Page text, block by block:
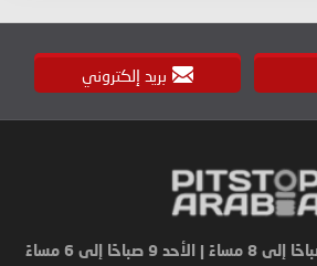
بريد إلكتروني